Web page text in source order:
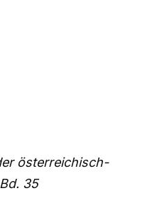
österreichisch-
35